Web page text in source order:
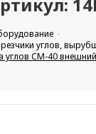
углов,
углов CM-40